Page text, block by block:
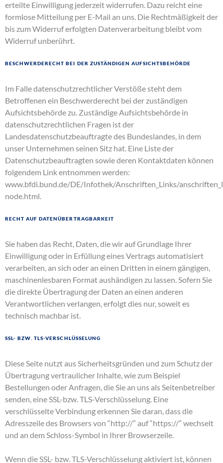
erteilte Einwilligung jederzeit widerrufen. Dazu reicht eine
formlose Mitteilung per E-Mail an uns. Die Rechtmäßigkeit der
bis zum Widerruf erfolgten Datenverarbeitung bleibt vom
Widerruf unberührt.
Beschwerderecht bei der zuständigen Aufsichtsbehörde
Im Falle datenschutzrechtlicher Verstöße steht dem
Betroffenen ein Beschwerderecht bei der zuständigen
Aufsichtsbehörde zu. Zuständige Aufsichtsbehörde in
datenschutzrechtlichen Fragen ist der
Landesdatenschutzbeauftragte des Bundeslandes, in dem
unser Unternehmen seinen Sitz hat. Eine Liste der
Datenschutzbeauftragten sowie deren Kontaktdaten können
folgendem Link entnommen werden:
www.bfdi.bund.de/DE/Infothek/Anschriften_Links/
node.html.
Recht auf Datenübertragbarkeit
Sie haben das Recht, Daten, die wir auf Grundlage Ihrer
Einwilligung oder in Erfüllung eines Vertrags automatisiert
verarbeiten, an sich oder an einen Dritten in einem gängigen,
maschinenlesbaren Format aushändigen zu lassen. Sofern Sie
die direkte Übertragung der Daten an einen anderen
Verantwortlichen verlangen, erfolgt dies nur, soweit es
technisch machbar ist.
SSL- bzw. TLS-Verschlüsselung
Diese Seite nutzt aus Sicherheitsgründen und zum Schutz der
Übertragung vertraulicher Inhalte, wie zum Beispiel
Bestellungen oder Anfragen, die Sie an uns als Seitenbetreiber
senden, eine SSL-bzw. TLS-Verschlüsselung. Eine
verschlüsselte Verbindung erkennen Sie daran, dass die
Adresszeile des Browsers von “http://” auf “https://” wechselt
und an dem Schloss-Symbol in Ihrer Browserzeile.
Wenn die SSL- bzw. TLS-Verschlüsselung aktiviert ist, können